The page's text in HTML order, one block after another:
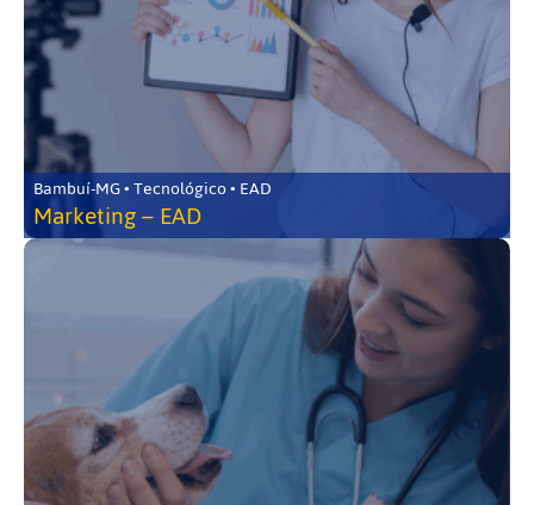
Bambuí-MG • Tecnológico • EAD
Marketing – EAD